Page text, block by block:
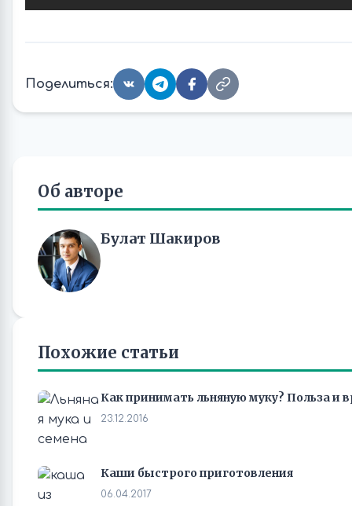
Поделиться:
Об авторе
Булат Шакиров
Похожие статьи
Как принимать льняную муку? Польза и
23.12.2016
Каши быстрого приготовления
06.04.2017